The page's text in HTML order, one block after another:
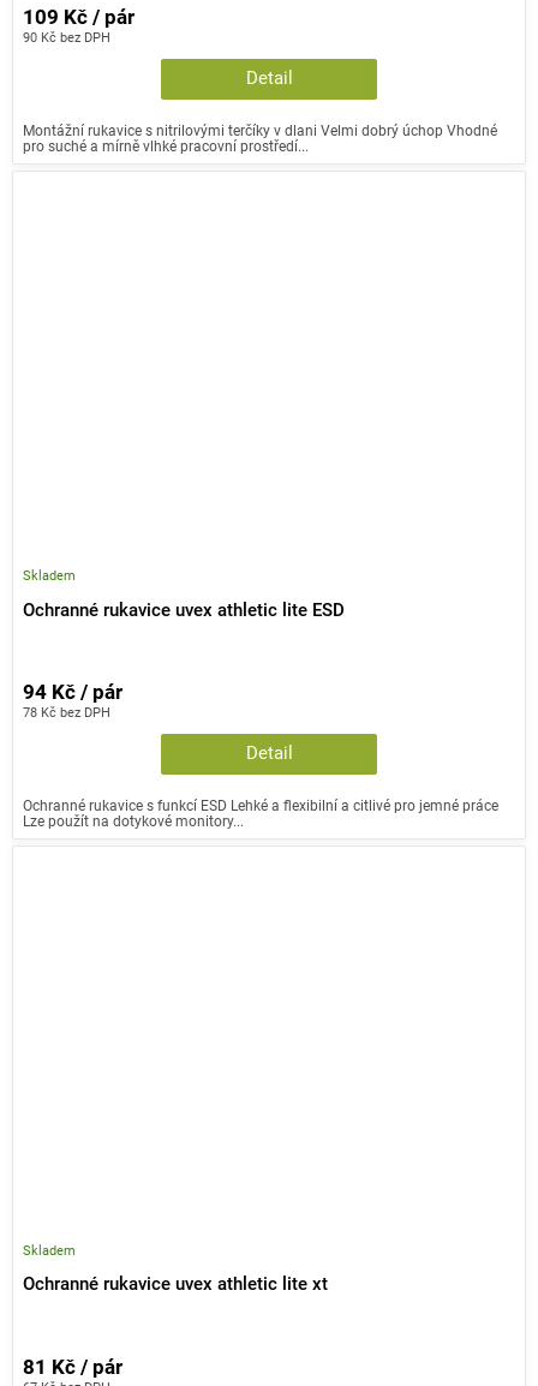
90 Kč bez DPH
109 Kč / pár
Detail
Montážní rukavice s nitrilovými terčíky v dlani Velmi dobrý úchop Vhodné
pro suché a mírně vlhké pracovní prostředí...
Ochranné rukavice uvex athletic lite ESD
Skladem
78 Kč bez DPH
94 Kč / pár
Detail
Ochranné rukavice s funkcí ESD Lehké a flexibilní a citlivé pro jemné práce
Lze použít na dotykové monitory...
Ochranné rukavice uvex athletic lite xt
Skladem
81 Kč / pár